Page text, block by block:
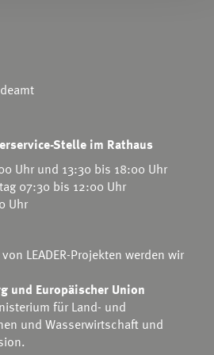
Stelle im Rathaus
Uhr und 13:30 bis 18:00 Uhr
07:30 bis 12:00 Uhr
Uhr
LEADER-Projekten werden wir
und Europäischer Union
für Land- und
und Wasserwirtschaft und